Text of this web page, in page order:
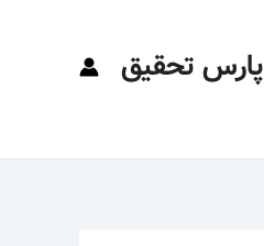
پارس تحقیق